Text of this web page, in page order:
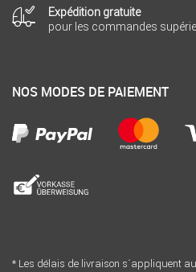
Expédition gratuite
pour les commandes
NOS MODES DE PAIEMENT
* Les délais de livraison s´appliquent